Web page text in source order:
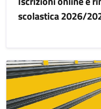
scolastica 2026/